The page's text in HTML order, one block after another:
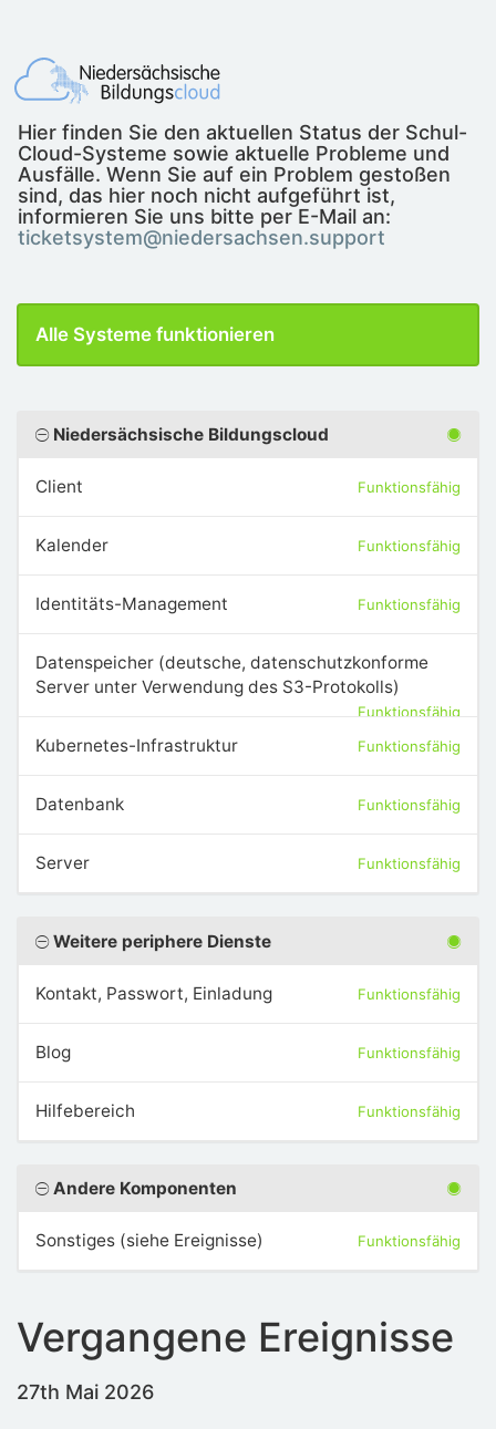
Hier finden Sie den aktuellen Status der Schul-
Cloud-Systeme sowie aktuelle Probleme und
Ausfälle. Wenn Sie auf ein Problem gestoßen
sind, das hier noch nicht aufgeführt ist,
informieren Sie uns bitte per E-Mail an:
ticketsystem@niedersachsen.support
Alle Systeme funktionieren
Niedersächsische Bildungscloud
Client Funktionsfähig
Kalender Funktionsfähig
Identitäts-Management Funktionsfähig
Datenspeicher (deutsche, datenschutzkonforme
Server unter Verwendung des S3-Protokolls)
Funktionsfähig
Kubernetes-Infrastruktur Funktionsfähig
Datenbank Funktionsfähig
Server Funktionsfähig
Weitere periphere Dienste
Kontakt, Passwort, Einladung Funktionsfähig
Blog Funktionsfähig
Hilfebereich Funktionsfähig
Andere Komponenten
Sonstiges (siehe Ereignisse) Funktionsfähig
Vergangene Ereignisse
27th Mai 2026